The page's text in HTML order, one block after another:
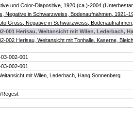
und Color-Diapositive, 1920 (ca.)-2004
Negative in Schwarzweiss, Bodenaufnahmen, 1921-
Gross, Negative in Schwarzweiss,
001 Herisau, Weitansicht mit Wilen, Lederbach,
002 Herisau, Weitansicht mit Tonhalle, Kaserne,
002-001
002-001
mit Wilen, Lederbach, Hang Sonnenberg
Regest